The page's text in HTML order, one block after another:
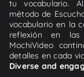
tu vocabulario.
método de
vocabulario en la
reflexión en
MochiVideo
detalles en cada
Diverse and